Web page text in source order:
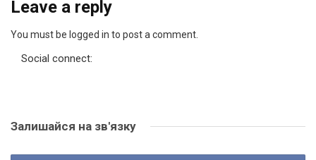
Leave a reply
You must be logged in to post a comment.
Social connect:
Залишайся на зв'язку